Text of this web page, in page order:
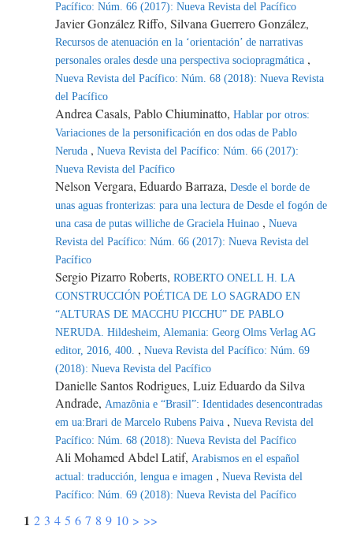
Pacífico: Núm. 66 (2017): Nueva Revista del Pacífico
Javier González Riffo, Silvana Guerrero González,
Recursos de atenuación en la ‘orientación’ de narrativas
personales orales desde una perspectiva sociopragmática ,
Nueva Revista del Pacífico: Núm. 68 (2018): Nueva Revista
del Pacífico
Andrea Casals, Pablo Chiuminatto, Hablar por otros:
Variaciones de la personificación en dos odas de Pablo
Neruda , Nueva Revista del Pacífico: Núm. 66 (2017):
Nueva Revista del Pacífico
Nelson Vergara, Eduardo Barraza, Desde el borde de
unas aguas fronterizas: para una lectura de Desde el fogón de
una casa de putas williche de Graciela Huinao , Nueva
Revista del Pacífico: Núm. 66 (2017): Nueva Revista del
Pacífico
Sergio Pizarro Roberts, ROBERTO ONELL H. LA
CONSTRUCCIÓN POÉTICA DE LO SAGRADO EN
“ALTURAS DE MACCHU PICCHU” DE PABLO
NERUDA. Hildesheim, Alemania: Georg Olms Verlag AG
editor, 2016, 400. , Nueva Revista del Pacífico: Núm. 69
(2018): Nueva Revista del Pacífico
Danielle Santos Rodrigues, Luiz Eduardo da Silva
Andrade, Amazônia e “Brasil”: Identidades desencontradas
em ua:Brari de Marcelo Rubens Paiva , Nueva Revista del
Pacífico: Núm. 68 (2018): Nueva Revista del Pacífico
Ali Mohamed Abdel Latif, Arabismos en el español
actual: traducción, lengua e imagen , Nueva Revista del
Pacífico: Núm. 69 (2018): Nueva Revista del Pacífico
1 2 3 4 5 6 7 8 9 10 > >>